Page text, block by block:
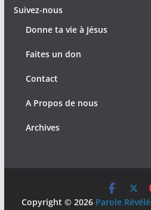
Suivez-nous
Donne ta vie à Jésus
Faites un don
Contact
A Propos de nous
Archives
Copyright © 2026 Parole